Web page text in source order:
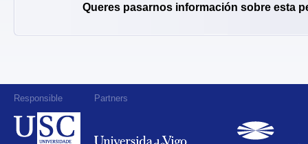
Queres pasarnos información sobre esta
Responsible Partners